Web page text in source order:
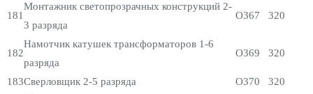
181
Монтажник светопрозрачных конструкций 2-
3 разряда
О367 320
182
Намотчик катушек трансформаторов 1-6
разряда
О369 320
183Сверловщик 2-5 разряда О370 320